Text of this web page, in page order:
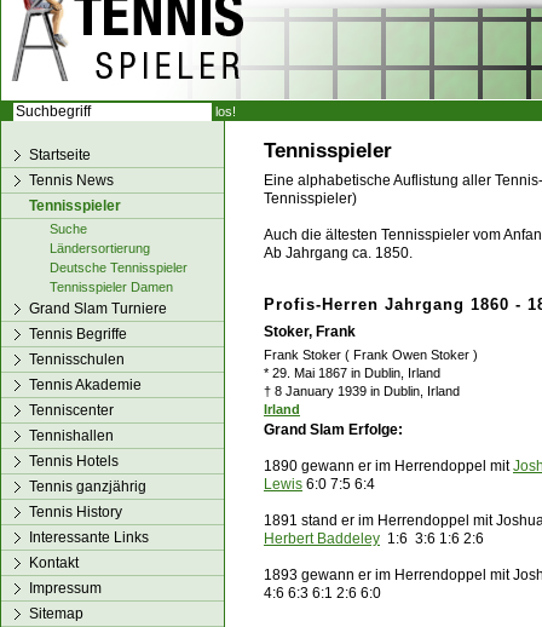
Tennisspieler
Eine alphabetische Auflistung aller
Tennisspieler)
Auch die ältesten Tennisspieler vom
Ab Jahrgang ca. 1850.
Profis-Herren Jahrgang 1860 -
Stoker, Frank
Frank Stoker ( Frank Owen Stoker )
* 29. Mai 1867 in Dublin, Irland
† 8 January 1939 in Dublin, Irland
Irland
Grand Slam Erfolge:
1890 gewann er im Herrendoppel mit
Lewis 6:0 7:5 6:4
1891 stand er im Herrendoppel mit
Herbert Baddeley 1:6 3:6 1:6 2:6
1893 gewann er im Herrendoppel mit
4:6 6:3 6:1 2:6 6:0
Startseite
Tennis News
Tennisspieler
Suche
Ländersortierung
Deutsche Tennisspieler
Tennisspieler Damen
Grand Slam Turniere
Tennis Begriffe
Tennisschulen
Tennis Akademie
Tenniscenter
Tennishallen
Tennis Hotels
Tennis ganzjährig
Tennis History
Interessante Links
Kontakt
Impressum
Sitemap
los!